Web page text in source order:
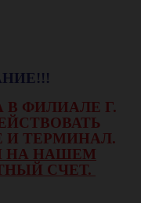
В ФИЛИАЛЕ Г.
И ТЕРМИНАЛ.
НА НАШЕМ
СЧЕТ.